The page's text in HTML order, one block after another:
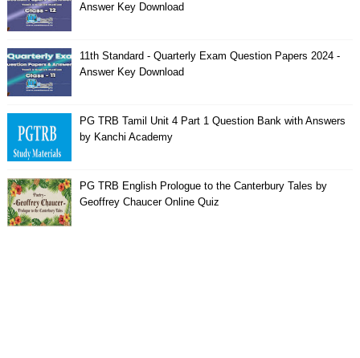
Answer Key Download
11th Standard - Quarterly Exam Question Papers 2024 -
Answer Key Download
PG TRB Tamil Unit 4 Part 1 Question Bank with Answers
by Kanchi Academy
PG TRB English Prologue to the Canterbury Tales by
Geoffrey Chaucer Online Quiz